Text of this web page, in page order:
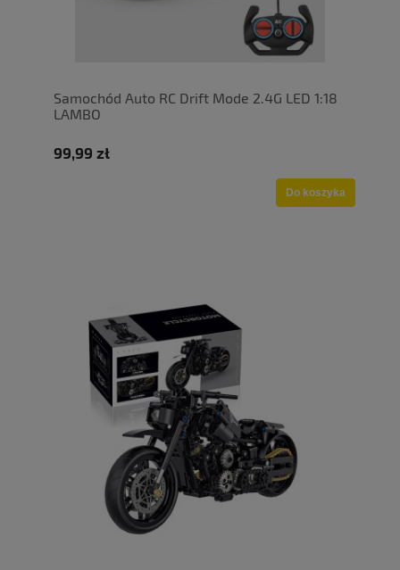
Samochód Auto RC Drift Mode 2.4G LED 1:18
LAMBO
99,99 zł
Do koszyka